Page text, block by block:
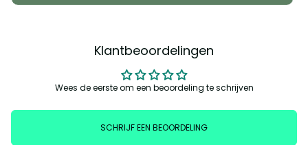
Klantbeoordelingen
Wees de eerste om een beoordeling te schrijven
SCHRIJF EEN BEOORDELING